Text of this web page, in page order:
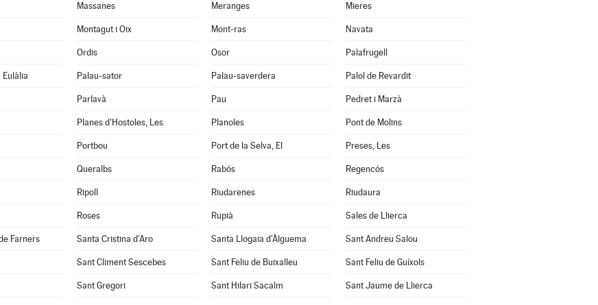
Massanes Meranges Mieres
Montagut i Oix Mont-ras Navata
Ordis Osor Palafrugell
Eulàlia Palau-sator Palau-saverdera Palol de Revardit
Parlavà Pau Pedret i Marzà
Planes d'Hostoles, Les Planoles Pont de Molins
Portbou Port de la Selva, El Preses, Les
Queralbs Rabós Regencós
Ripoll Riudarenes Riudaura
Roses Rupià Sales de Llierca
Farners Santa Cristina d'Aro Santa Llogaia d'Àlguema Sant Andreu Salou
Sant Climent Sescebes Sant Feliu de Buixalleu Sant Feliu de Guíxols
Sant Gregori Sant Hilari Sacalm Sant Jaume de Llierca